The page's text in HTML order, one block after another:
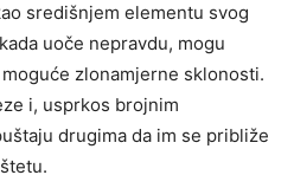
središnjem elementu svog
uoče nepravdu, mogu
zlonamjerne sklonosti.
i, usprkos brojnim
drugima da im se približe